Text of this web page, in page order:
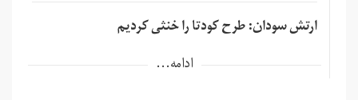
ارتش سودان: طرح کودتا را خنثی کردیم
ادامه...